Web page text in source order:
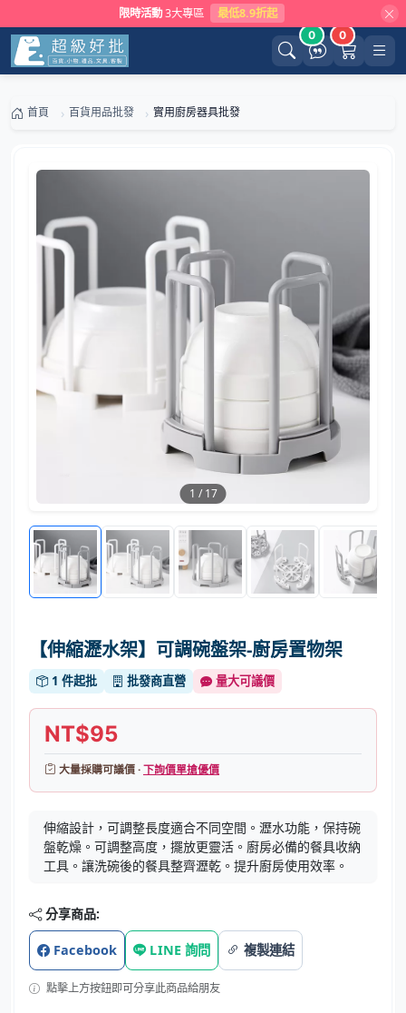
限時活動 3大專區 最低8.9折起
0 0
首頁 百貨用品批發 實用廚房器具批發
1 /17
【伸縮瀝水架】可調碗盤架-廚房置物架
1 件起批 批發商直營 量大可議價
NT$95
大量採購可議價 ·下詢價單搶優價
伸縮設計，可調整長度適合不同空間。瀝水功能，保持碗
盤乾燥。可調整高度，擺放更靈活。廚房必備的餐具收納
工具。讓洗碗後的餐具整齊瀝乾。提升廚房使用效率。
分享商品:
Facebook LINE 詢問 複製連結
點擊上方按鈕即可分享此商品給朋友